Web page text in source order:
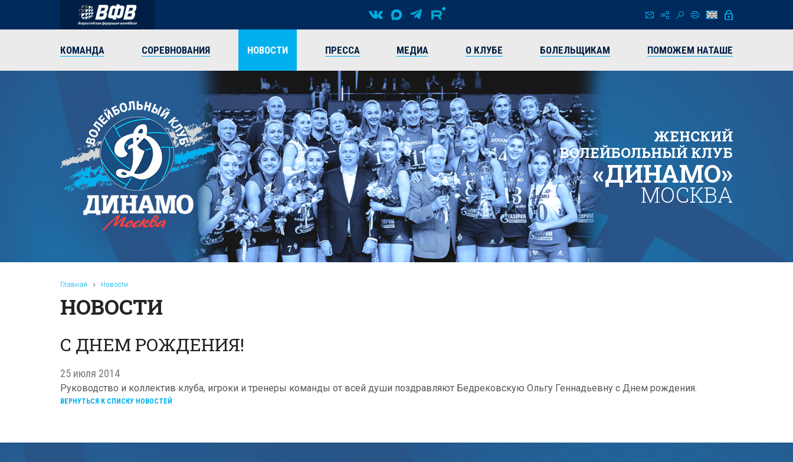
КОМАНДА СОРЕВНОВАНИЯ НОВОСТИ ПРЕССА МЕДИА О КЛУБЕ БОЛЕЛЬЩИКАМ ПОМОЖЕМ НАТАШЕ
ЖЕНСКИЙ
ВОЛЕЙБОЛЬНЫЙ КЛУБ
«ДИНАМО»
МОСКВА
Главная » Новости
НОВОСТИ
С ДНЕМ РОЖДЕНИЯ!
25 июля 2014
Руководство и коллектив клуба, игроки и тренеры команды от всей души поздравляют Бедрековскую Ольгу Геннадьевну с Днем рождения.
ВЕРНУТЬСЯ К СПИСКУ НОВОСТЕЙ